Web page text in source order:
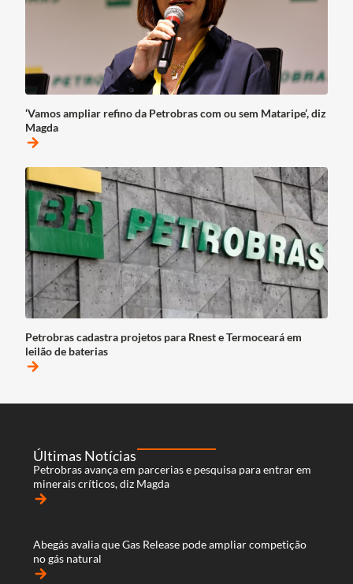
‘Vamos ampliar refino da Petrobras com ou sem Mataripe’, diz
Magda
arrow_forward
Petrobras cadastra projetos para Rnest e Termoceará em
leilão de baterias
arrow_forward
Últimas Notícias
Petrobras avança em parcerias e pesquisa para entrar em
minerais críticos, diz Magda
arrow_forward
Abegás avalia que Gas Release pode ampliar competição
no gás natural
arrow_forward